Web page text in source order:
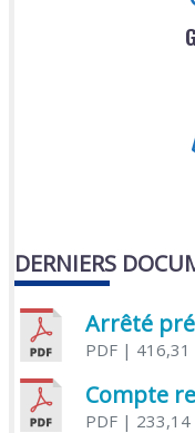
DERNIERS
PDF| 416,31
PDF| 233,14